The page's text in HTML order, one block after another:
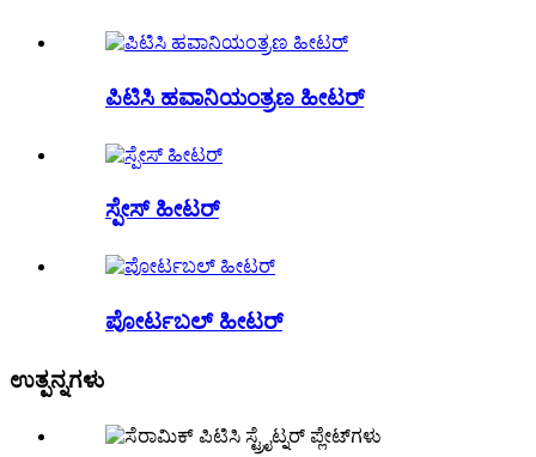
ಪಿಟಿಸಿ ಹವಾನಿಯಂತ್ರಣ ಹೀಟರ್
ಸ್ಪೇಸ್ ಹೀಟರ್
ಪೋರ್ಟಬಲ್ ಹೀಟರ್
ಉತ್ಪನ್ನಗಳು